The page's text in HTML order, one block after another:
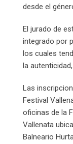
desde el
El jurado de
integrado por
los cuales
la
Las
Festival
oficinas de la
Vallenata
Balneario